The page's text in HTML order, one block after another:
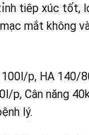
tiêp xúc tốt,
mắt không
p, HA 140/
p, Cân năng
lý.